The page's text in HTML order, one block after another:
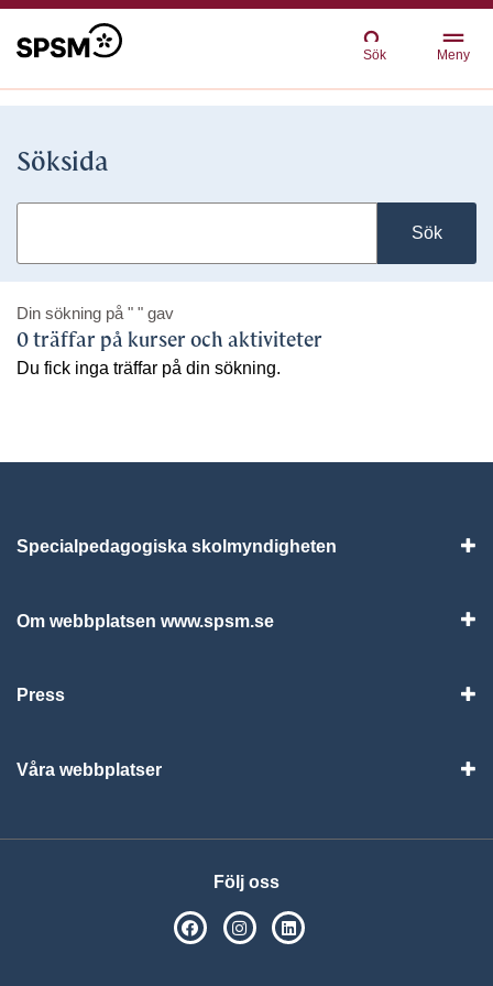
Sök Meny
Söksida
Sök
Din sökning på " " gav
0 träffar på kurser och aktiviteter
Du fick inga träffar på din sökning.
Specialpedagogiska skolmyndigheten
Om webbplatsen www.spsm.se
Press
Våra webbplatser
Följ oss
SPSM på Facebook
SPSM på Instagram